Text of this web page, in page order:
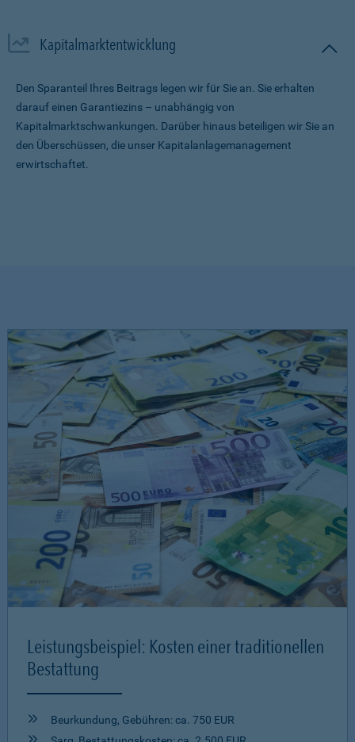
Kapitalmarktentwicklung
Den Sparanteil Ihres Beitrags legen wir für Sie an. Sie erhalten
darauf einen Garantiezins – unabhängig von
Kapitalmarktschwankungen. Darüber hinaus beteiligen wir Sie an
den Überschüssen, die unser Kapitalanlagemanagement
erwirtschaftet.
Leistungsbeispiel: Kosten einer traditionellen
Bestattung
Beurkundung, Gebühren: ca. 750 EUR